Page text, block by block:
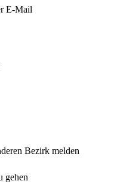
E-Mail
Bezirk melden
gehen